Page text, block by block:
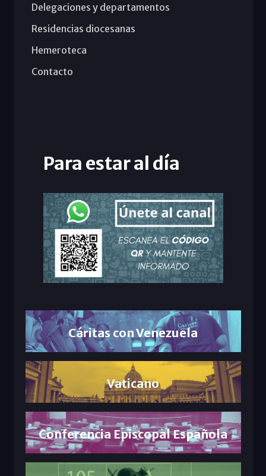
Delegaciones y departamentos
Residencias diocesanas
Hemeroteca
Contacto
Para estar al día
Cáritas con Venezuela
Vaticano
Conferencia Episcopal Española